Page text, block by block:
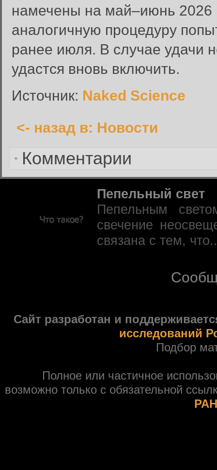
намечены на май–июнь 2026
аналогичную процедуру
ранее июля. В случае удачи
удастся вновь включить.
Источник: Naked Science
<- назад в: Новости
Комментарии
Введите имя пользователя и
Вход в систему
Забыли пароль?
Пепельный свет
Пепельным
свечение
связана с тем,
Сайт разработан и
исследований
Подбор
Полное или частичное
возможно только с обязательной